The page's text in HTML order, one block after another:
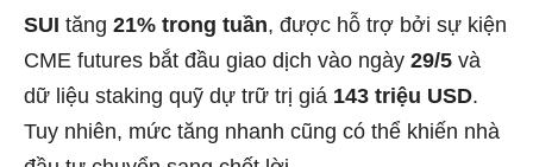
SUI tăng 21% trong tuần, được hỗ trợ bởi sự kiện
CME futures bắt đầu giao dịch vào ngày 29/5 và
dữ liệu staking quỹ dự trữ trị giá 143 triệu USD.
Tuy nhiên, mức tăng nhanh cũng có thể khiến nhà